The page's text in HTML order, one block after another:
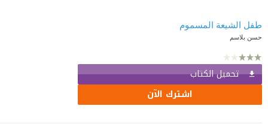
طفل الشيعة المسموم
حسن بلاسم
تحميل الكتاب
اشترك الآن